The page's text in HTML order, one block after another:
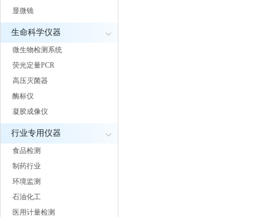
显微镜
生命科学仪器
微生物检测系统
荧光定量PCR
高压灭菌器
酶标仪
凝胶成像仪
行业专用仪器
食品检测
制药行业
环境监测
石油化工
医用计量检测